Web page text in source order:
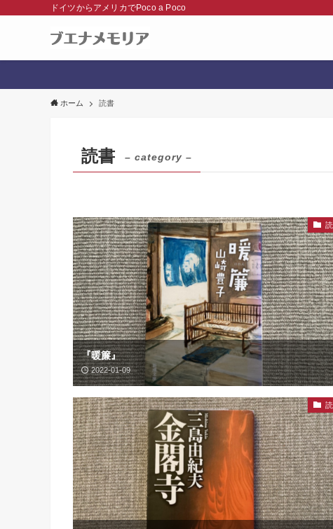
ドイツからアメリカでPoco a Poco
ホーム 読書
読書 – category –
『暖簾』
2022-01-09